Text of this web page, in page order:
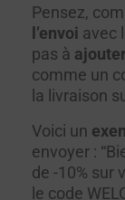
Pensez,
l’envoi avec
pas à
comme un
la livraison
Voici un
envoyer :
de -10% sur
le code